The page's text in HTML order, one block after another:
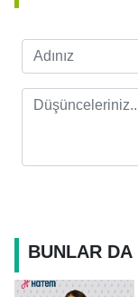
BUNLAR DA